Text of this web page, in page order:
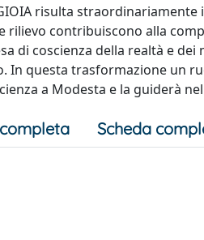
GIOIA risulta
rilievo contribuiscono alla
di coscienza della realtà e
In questa trasformazione un
a Modesta e la guiderà
Scheda